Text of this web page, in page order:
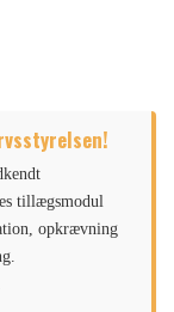
tillægsmodul
opkrævning